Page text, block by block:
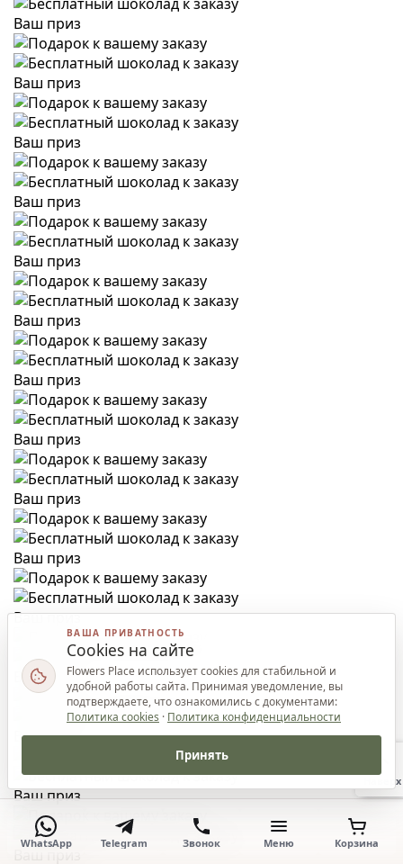
Ваш приз
Ваш приз
Ваш приз
Ваш приз
Ваш приз
Ваш приз
Ваш приз
Ваш приз
Ваш приз
Ваш приз
Ваш приз
Ваш приз
Ваш приз
Ваш приз
Ваш приз
WhatsApp Telegram Звонок Меню Корзина
Наверх
ВАША ПРИВАТНОСТЬ
Cookies на сайте
Flowers Place использует cookies для стабильной и
удобной работы сайта. Принимая уведомление, вы
подтверждаете, что ознакомились с документами:
Политика cookies · Политика конфиденциальности
Принять